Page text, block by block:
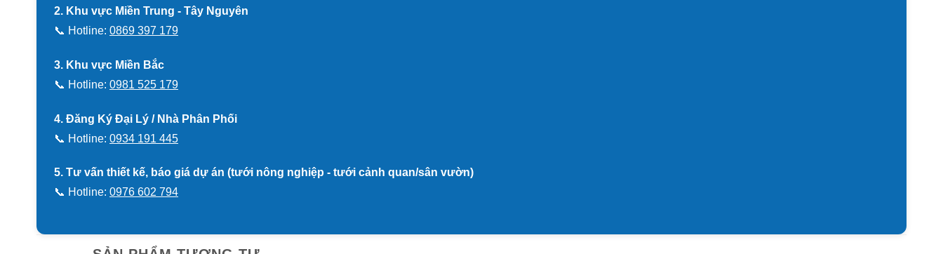
2. Khu vực Miền Trung - Tây Nguyên
📞 Hotline: 0869 397 179
3. Khu vực Miền Bắc
📞 Hotline: 0981 525 179
4. Đăng Ký Đại Lý / Nhà Phân Phối
📞 Hotline: 0934 191 445
5. Tư vấn thiết kế, báo giá dự án (tưới nông nghiệp - tưới cảnh quan/sân vườn)
📞 Hotline: 0976 602 794